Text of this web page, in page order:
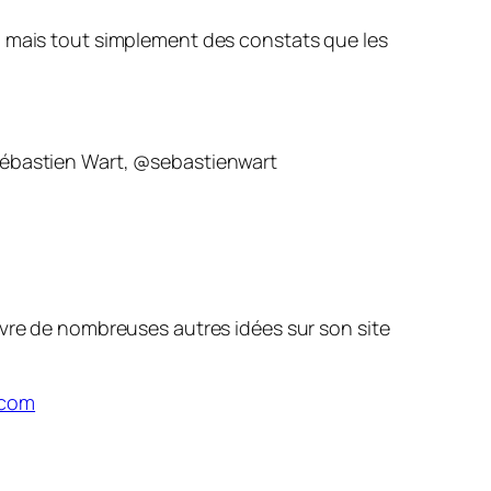
tout simplement des constats que les
Wart, @sebastienwart
de nombreuses autres idées sur son site